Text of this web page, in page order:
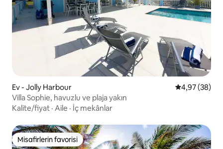
Ev - Jolly Harbour 5 üzerinden
4,97 (38)
Villa Sophie, havuzlu ve plaja yakın
Kalite/fiyat · Aile · İç mekânlar
Misafirlerin favorisi
Misafirlerin favorisi